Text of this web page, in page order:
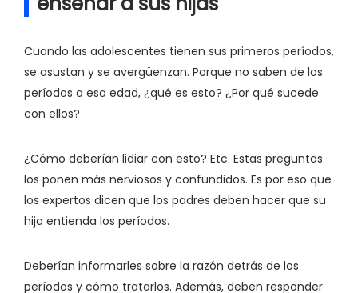
Cuando las adolescentes tienen sus primeros períodos,
se asustan y se avergüenzan. Porque no saben de los
períodos a esa edad, ¿qué es esto? ¿Por qué sucede
con ellos?
¿Cómo deberían lidiar con esto? Etc. Estas preguntas
los ponen más nerviosos y confundidos. Es por eso que
los expertos dicen que los padres deben hacer que su
hija entienda los períodos.
Deberían informarles sobre la razón detrás de los
períodos y cómo tratarlos. Además, deben responder